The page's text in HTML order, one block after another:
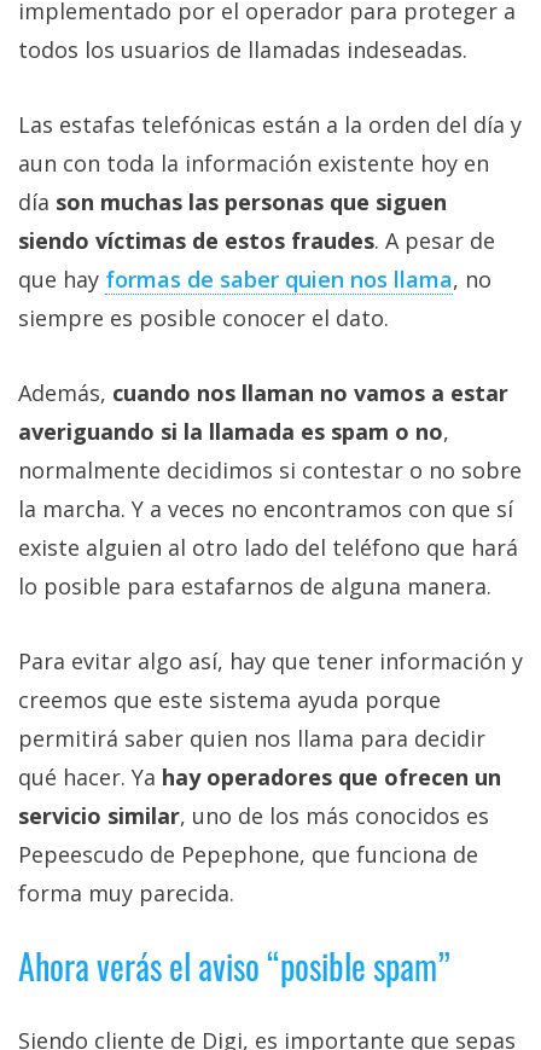
implementado por el operador para proteger a
todos los usuarios de llamadas indeseadas.
Las estafas telefónicas están a la orden del día y
aun con toda la información existente hoy en
día son muchas las personas que siguen
siendo víctimas de estos fraudes. A pesar de
que hay formas de saber quien nos llama, no
siempre es posible conocer el dato.
Además, cuando nos llaman no vamos a estar
averiguando si la llamada es spam o no,
normalmente decidimos si contestar o no sobre
la marcha. Y a veces no encontramos con que sí
existe alguien al otro lado del teléfono que hará
lo posible para estafarnos de alguna manera.
Para evitar algo así, hay que tener información y
creemos que este sistema ayuda porque
permitirá saber quien nos llama para decidir
qué hacer. Ya hay operadores que ofrecen un
servicio similar, uno de los más conocidos es
Pepeescudo de Pepephone, que funciona de
forma muy parecida.
Ahora verás el aviso “posible spam”
Siendo cliente de Digi, es importante que sepas